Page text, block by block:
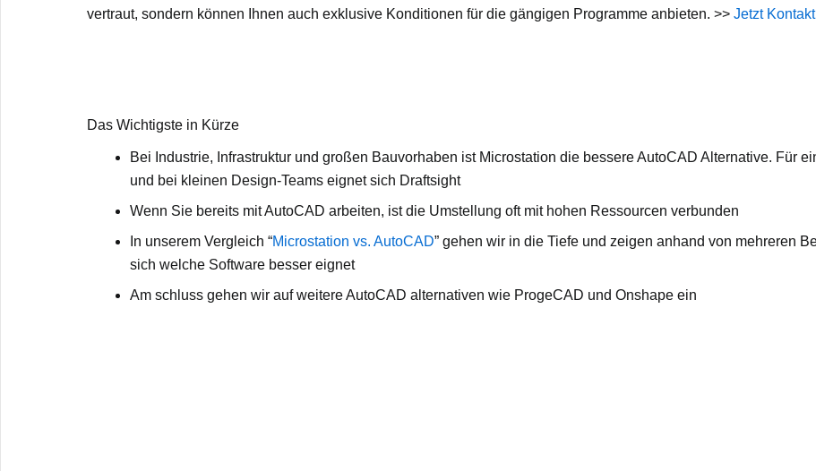
vertraut, sondern können Ihnen auch exklusive Konditionen für die gängigen Programme anbieten. >> Jetzt
Das Wichtigste in Kürze
Bei Industrie, Infrastruktur und großen Bauvorhaben ist Microstation die bessere AutoCAD Alternative. Für
und bei kleinen Design-Teams eignet sich Draftsight
Wenn Sie bereits mit AutoCAD arbeiten, ist die Umstellung oft mit hohen Ressourcen verbunden
In unserem Vergleich “Microstation vs. AutoCAD” gehen wir in die Tiefe und zeigen anhand von mehreren
sich welche Software besser eignet
Am schluss gehen wir auf weitere AutoCAD alternativen wie ProgeCAD und Onshape ein